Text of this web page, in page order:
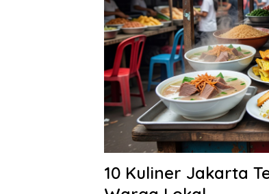
10 Kuliner Jakarta